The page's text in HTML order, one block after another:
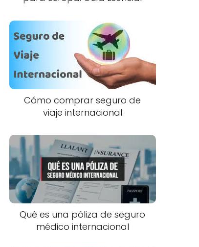
Cómo comprar seguro de
viaje internacional
Qué es una póliza de seguro
médico internacional